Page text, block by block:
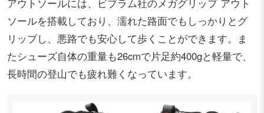
アウトソールには、ビブラム社のメガグリップ アウト
ソールを搭載しており、濡れた路面でもしっかりとグ
リップし、悪路でも安心して歩くことができます。ま
たシューズ自体の重量も26cmで片足約400gと軽量で、
長時間の登山でも疲れ難くなっています。